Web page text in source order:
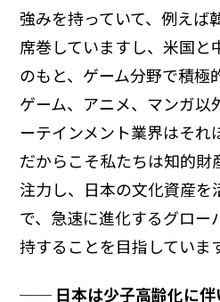
強みを持っていて、例えば
席巻していますし、米国と
のもと、ゲーム分野で積極
ゲーム、アニメ、マンガ以
ーテインメント業界はそれ
だからこそ私たちは知的財
注力し、日本の文化資産を
で、急速に進化するグロー
持することを目指していま
── 日本は少子高齢化に伴